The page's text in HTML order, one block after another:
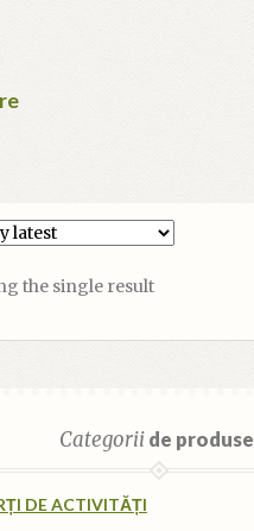
the single result
Categoriide produse
DE ACTIVITĂȚI